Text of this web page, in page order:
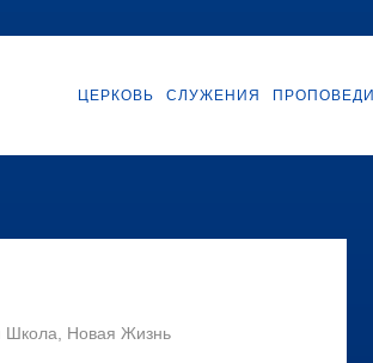
ЦЕРКОВЬ СЛУЖЕНИЯ ПРОПОВЕДИ
Школа Новая Жизнь